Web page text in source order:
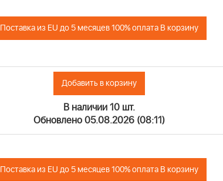
Поставка из EU до 5 месяцев 100% оплата В корзину
Добавить в корзину
В наличии 10 шт.
Обновлено 05.08.2026 (08:11)
Поставка из EU до 5 месяцев 100% оплата В корзину